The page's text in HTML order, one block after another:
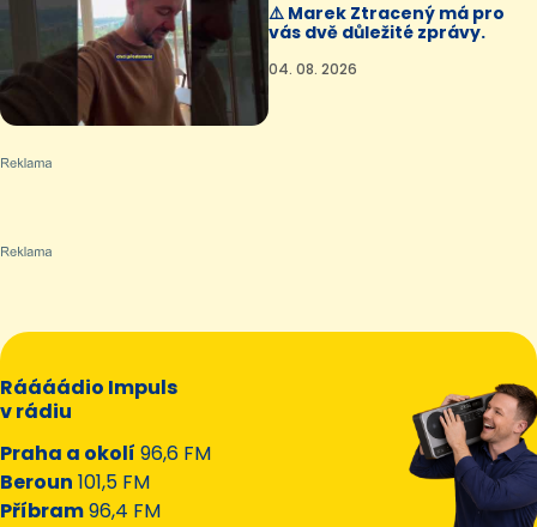
⚠️ Marek Ztracený má pro
vás dvě důležité zprávy.
04. 08. 2026
Ráááádio Impuls
v rádiu
Praha a okolí 96,6 FM
Beroun 101,5 FM
Příbram96,4 FM